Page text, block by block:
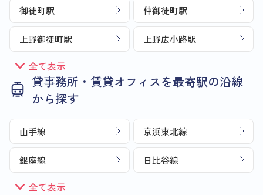
御徒町駅 仲御徒町駅
上野御徒町駅 上野広小路駅
全て表示
貸事務所・賃貸オフィスを最寄駅の沿線
から探す
山手線 京浜東北線
銀座線 日比谷線
全て表示